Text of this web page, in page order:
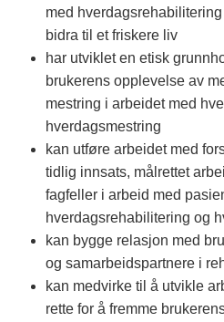
med
bidra til et friskere liv
har utviklet en etisk
brukerens opplevelse av
mestring i arbeidet med
hverdagsmestring
kan utføre arbeidet med
tidlig innsats, målrettet
fagfeller i arbeid med
hverdagsrehabilitering og
kan bygge relasjon med
og samarbeidspartnere i
kan medvirke til å utvikle
rette for å fremme